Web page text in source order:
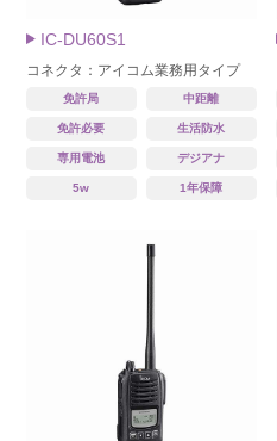
IC-DU60S1
コネクタ：アイコム業務用タイプ
免許局 中距離
免許必要 生活防水
専用電池 デジアナ
5w 1年保障